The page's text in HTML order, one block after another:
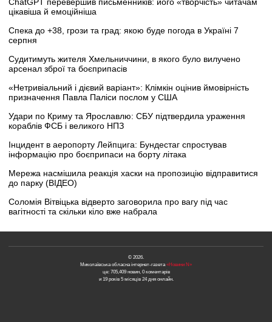
цікавіша й емоційніша
Спека до +38, грози та град: якою буде погода в Україні 7
серпня
Судитимуть жителя Хмельниччини, в якого було вилучено
арсенал зброї та боєприпасів
«Нетривіальний і дієвий варіант»: Клімкін оцінив ймовірність
призначення Павла Паліси послом у США
Удари по Криму та Ярославлю: СБУ підтвердила ураження
кораблів ФСБ і великого НПЗ
Інцидент в аеропорту Лейпцига: Бундестаг спростував
інформацію про боєприпаси на борту літака
Мережа насмішила реакція хаски на пропозицію відправитися
до парку (ВІДЕО)
Соломія Вітвіцька відверто заговорила про вагу під час
вагітності та скільки кіло вже набрала
© 2026.
Миколаївська обласна інтернет-газета «Новини N»
це: 705,409 новин, 0 коментарів
и 19 років 5 місяців 24 дня онлайн.